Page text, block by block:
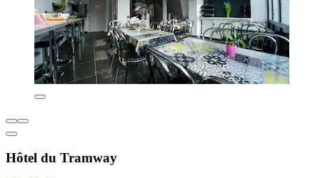
Hôtel du Tramway